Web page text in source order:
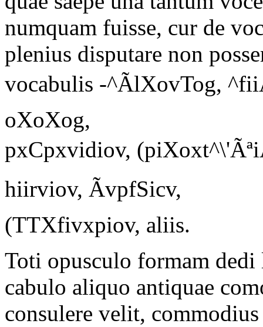
numquam fuisse, cur de
plenius disputare non
vocabulis -^ÃlXovTog,
oXoXog,
pxCpxvidiov,
hiirviov, ÃvpfSicv,
(TTXfivxpiov, aliis.
Toti opusculo formam
cabulo aliquo antiquae
consulere velit,